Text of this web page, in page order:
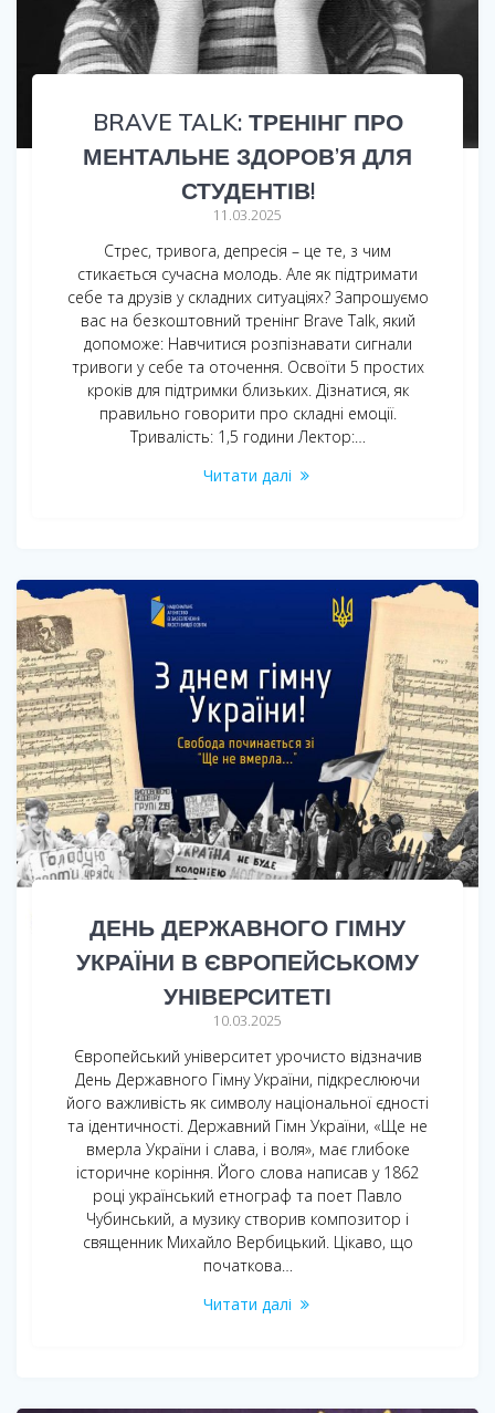
BRAVE TALK: ТРЕНІНГ ПРО
МЕНТАЛЬНЕ ЗДОРОВ’Я ДЛЯ
СТУДЕНТІВ!
11.03.2025
Стрес, тривога, депресія – це те, з чим
стикається сучасна молодь. Але як підтримати
себе та друзів у складних ситуаціях? Запрошуємо
вас на безкоштовний тренінг Brave Talk, який
допоможе: Навчитися розпізнавати сигнали
тривоги у себе та оточення. Освоїти 5 простих
кроків для підтримки близьких. Дізнатися, як
правильно говорити про складні емоції.
Тривалість: 1,5 години Лектор:…
Читати далі
ДЕНЬ ДЕРЖАВНОГО ГІМНУ
УКРАЇНИ В ЄВРОПЕЙСЬКОМУ
УНІВЕРСИТЕТІ
10.03.2025
Європейський університет урочисто відзначив
День Державного Гімну України, підкреслюючи
його важливість як символу національної єдності
та ідентичності. Державний Гімн України, «Ще не
вмерла України і слава, і воля», має глибоке
історичне коріння. Його слова написав у 1862
році український етнограф та поет Павло
Чубинський, а музику створив композитор і
священник Михайло Вербицький. Цікаво, що
початкова…
Читати далі